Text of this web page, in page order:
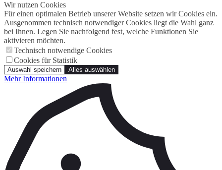
Wir nutzen Cookies
Für einen optimalen Betrieb unserer Website setzen wir Cookies ein.
Ausgenommen technisch notwendiger Cookies liegt die Wahl ganz
bei Ihnen. Legen Sie nachfolgend fest, welche Funktionen Sie
aktivieren möchten.
Technisch notwendige Cookies
Cookies für Statistik
Auswahl speichern Alles auswählen
Mehr Informationen